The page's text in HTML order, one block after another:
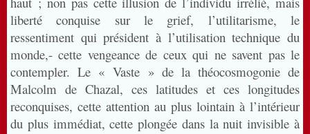
liberté conquise sur le grief, l’utilitarisme, le
ressentiment qui président à l’utilisation technique du
monde,- cette vengeance de ceux qui ne savent pas le
contempler. Le « Vaste » de la théocosmogonie de
Malcolm de Chazal, ces latitudes et ces longitudes
reconquises, cette attention au plus lointain à l’intérieur
du plus immédiat, cette plongée dans la nuit invisible à